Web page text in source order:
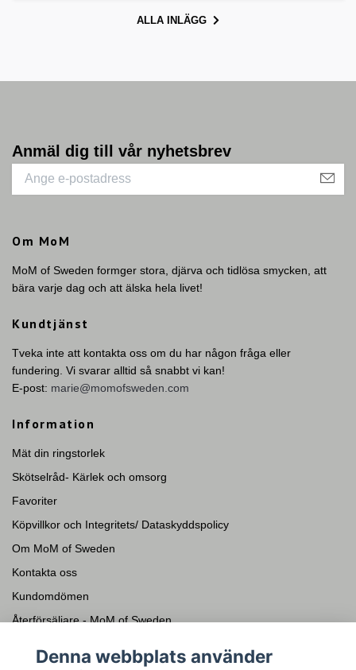
ALLA INLÄGG
Anmäl dig till vår nyhetsbrev
Om MoM
MoM of Sweden formger stora, djärva och tidlösa smycken, att
bära varje dag och att älska hela livet!
Kundtjänst
Tveka inte att kontakta oss om du har någon fråga eller
fundering. Vi svarar alltid så snabbt vi kan!
E-post: marie@momofsweden.com
Information
Mät din ringstorlek
Skötselråd- Kärlek och omsorg
Favoriter
Köpvillkor och Integritets/ Dataskyddspolicy
Om MoM of Sweden
Kontakta oss
Kundomdömen
Återförsäljare - MoM of Sweden
Denna webbplats använder